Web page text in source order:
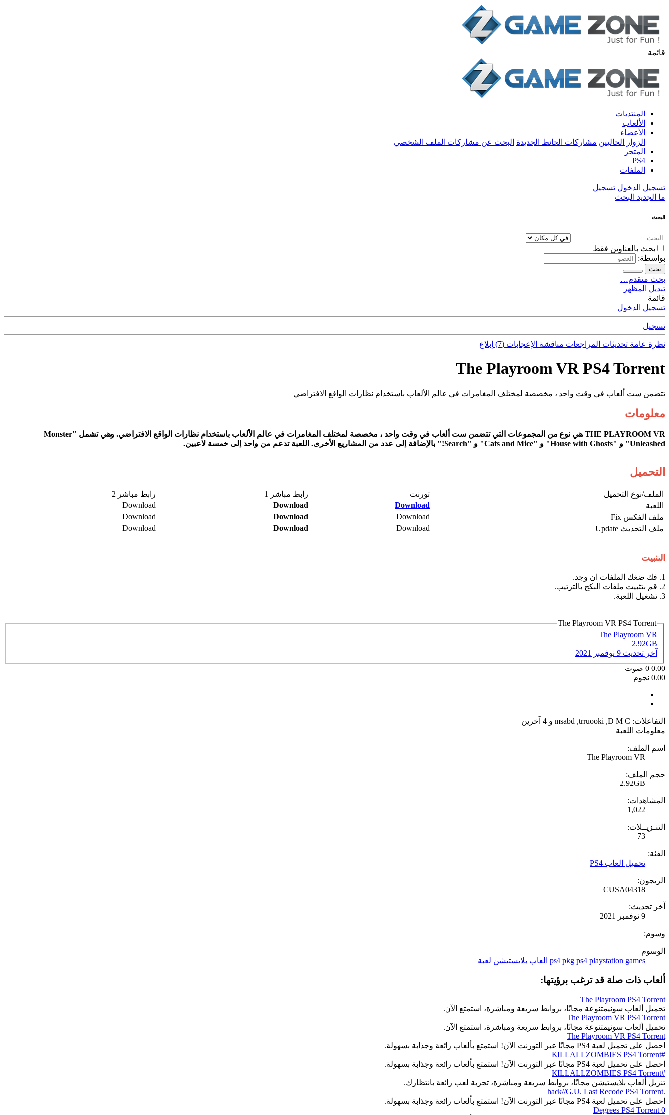
قائمة
المنتديات
الألعاب
الأعضاء
الزوار الحاليين مشاركات الحائط الجديدة البحث عن مشاركات الملف الشخصي
المتجر
PS4
الملفات
تسجيل الدخول تسجيل
ما الجديد البحث
البحث
بحث بالعناوين فقط
بواسطة:
بحث
بحث متقدم…
تبديل المظهر
قائمة
تسجيل الدخول
تسجيل
نظرة عامة تحديثات المراجعات مناقشة الإعجابات (7) إبلاغ
The Playroom VR PS4 Torrent
تتضمن ست ألعاب في وقت واحد ، مخصصة لمختلف المغامرات في عالم الألعاب باستخدام نظارات الواقع الافتراضي
معلومات
THE PLAYROOM VR هي نوع من المجموعات التي تتضمن ست ألعاب في وقت واحد ، مخصصة لمختلف المغامرات في عالم الألعاب باستخدام نظارات الواقع الافتراضي. وهي تشمل "Monster
Unleashed" و "House with Ghosts" و "Cats and Mice" و "Search!" بالإضافة إلى عدد من المشاريع الأخرى. اللعبة تدعم من واحد إلى خمسة لاعبين.
التحميل
الملف/نوع التحميل​ تورنت​ رابط مباشر 1​
رابط مباشر 2​
اللعبة​
Download
Download
Download​
ملف الفكس Fix​
Download
Download
Download​
ملف التحديث Update​
Download​
Download
Download​
التثبيت
1. فك ضغك الملفات ان وجد.
2. قم بتثبيت ملفات البكج بالترتيب.
3. تشغيل اللعبة.
The Playroom VR PS4 Torrent
The Playroom VR
2.92GB
آخر تحديث 9 نوفمبر 2021
0.00
0 صوت
0.00 نجوم
التفاعلات: D M C
,
trruooki
,
msabd و 4 آخرين
معلومات اللعبة
اسم الملف:
The Playroom VR
حجم الملف:
2.92GB
المشاهدات:
1,022
التنـزيــلات:
73
الفئة:
تحميل العاب PS4
الريجون:
CUSA04318
آخر تحديث:
9 نوفمبر 2021
وسوم:
الوسوم
games
playstation
ps4
ps4 pkg العاب بلايستيشن لعبة
ألعاب ذات صلة قد ترغب برؤيتها:
The Playroom PS4 Torrent
تحميل ألعاب سونيمتنوعة مجانًا، بروابط سريعة ومباشرة، استمتع الآن.
The Playroom VR PS4 Torrent
تحميل ألعاب سونيمتنوعة مجانًا، بروابط سريعة ومباشرة، استمتع الآن.
The Playroom VR PS4 Torrent
احصل على تحميل لعبة PS4 مجانًا عبر التورنت الآن! استمتع بألعاب رائعة وجذابة بسهولة.
#KILLALLZOMBIES PS4 Torrent
احصل على تحميل لعبة PS4 مجانًا عبر التورنت الآن! استمتع بألعاب رائعة وجذابة بسهولة.
#KILLALLZOMBIES PS4 Torrent
تنزيل ألعاب بلايستيشن مجانًا، بروابط سريعة ومباشرة، تجربة لعب رائعة بانتظارك.
.hack//G.U. Last Recode PS4 Torrent
احصل على تحميل لعبة PS4 مجانًا عبر التورنت الآن! استمتع بألعاب رائعة وجذابة بسهولة.
0 Degrees PS4 Torrent